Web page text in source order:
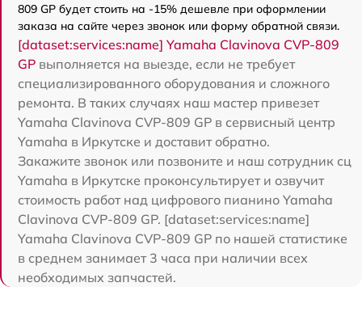
809 GP будет стоить на -15% дешевле при оформлении
заказа на сайте через звонок или форму обратной связи.
[dataset:services:name] Yamaha Clavinova CVP-809
GP выполняется на выезде, если не требует
специализированного оборудования и сложного
ремонта. В таких случаях наш мастер привезет
Yamaha Clavinova CVP-809 GP в сервисный центр
Yamaha в Иркутске и доставит обратно.
Закажите звонок или позвоните и наш сотрудник сц
Yamaha в Иркутске проконсультирует и озвучит
стоимость работ над цифрового пианино Yamaha
Clavinova CVP-809 GP. [dataset:services:name]
Yamaha Clavinova CVP-809 GP по нашей статистике
в среднем занимает 3 часа при наличии всех
необходимых запчастей.